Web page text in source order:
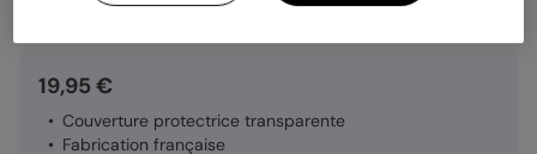
19,95 €
Couverture protectrice transparente
Fabrication française